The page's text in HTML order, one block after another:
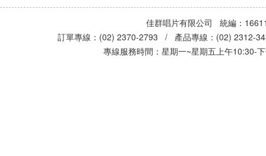
佳群唱片有限公司 統編：
訂單專線：(02) 2370-2793 / 產品專線：(02)
專線服務時間：星期一~星期五上午10:30-